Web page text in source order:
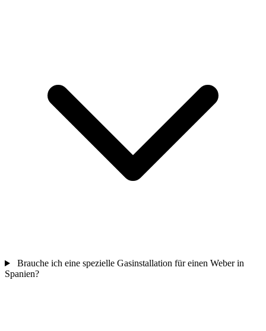
Brauche ich eine spezielle Gasinstallation für einen Weber in
Spanien?